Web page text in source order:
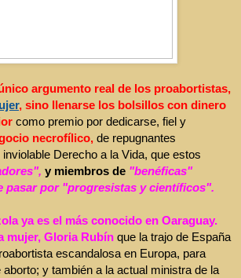
argumento real de los proabortistas,
, sino llenarse los bolsillos con dinero
como premio por dedicarse, fiel y
necrofílico, de repugnantes
Derecho a la Vida, que estos
y miembros de "benéficas"
pasar por "progresistas y científicos".
ya es el más conocido en Oaraguay.
mujer, Gloria Rubín que la trajo de España
escandalosa en Europa, para
y también a la actual ministra de la